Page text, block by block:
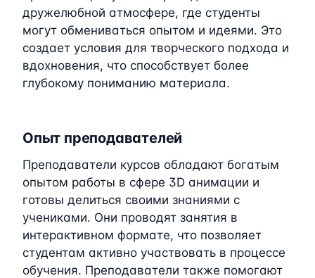
дружелюбной атмосфере, где студенты
могут обмениваться опытом и идеями. Это
создает условия для творческого подхода и
вдохновения, что способствует более
глубокому пониманию материала.
Опыт преподавателей
Преподаватели курсов обладают богатым
опытом работы в сфере 3D анимации и
готовы делиться своими знаниями с
учениками. Они проводят занятия в
интерактивном формате, что позволяет
студентам активно участвовать в процессе
обучения. Преподаватели также помогают